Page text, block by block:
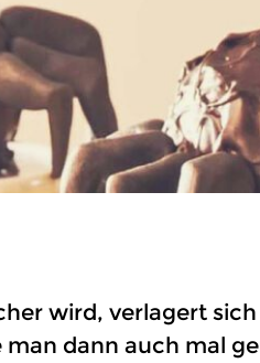
wird, verlagert
dann auch mal